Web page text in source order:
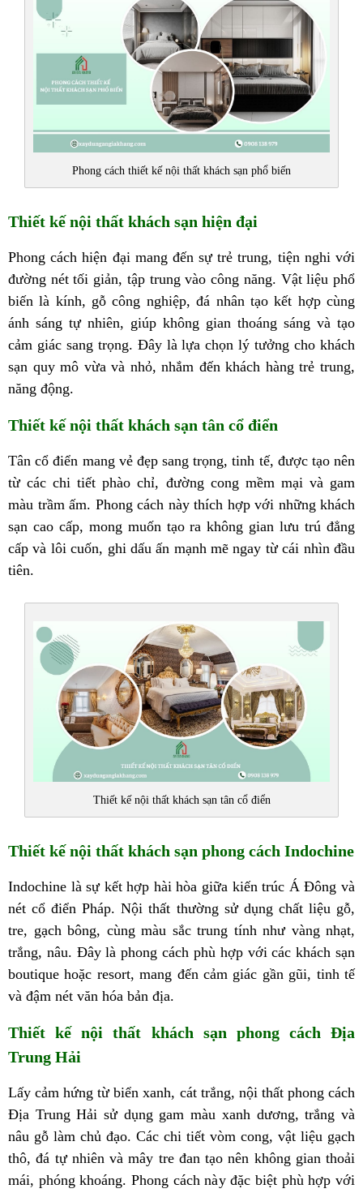
Phong cách thiết kế nội thất khách sạn phổ biến
Thiết kế nội thất khách sạn hiện đại
Phong cách hiện đại mang đến sự trẻ trung, tiện nghi với
đường nét tối giản, tập trung vào công năng. Vật liệu phổ
biến là kính, gỗ công nghiệp, đá nhân tạo kết hợp cùng
ánh sáng tự nhiên, giúp không gian thoáng sáng và tạo
cảm giác sang trọng. Đây là lựa chọn lý tưởng cho khách
sạn quy mô vừa và nhỏ, nhắm đến khách hàng trẻ trung,
năng động.
Thiết kế nội thất khách sạn tân cổ điển
Tân cổ điển mang vẻ đẹp sang trọng, tinh tế, được tạo nên
từ các chi tiết phào chỉ, đường cong mềm mại và gam
màu trầm ấm. Phong cách này thích hợp với những khách
sạn cao cấp, mong muốn tạo ra không gian lưu trú đẳng
cấp và lôi cuốn, ghi dấu ấn mạnh mẽ ngay từ cái nhìn đầu
tiên.
Thiết kế nội thất khách sạn tân cổ điển
Thiết kế nội thất khách sạn phong cách Indochine
Indochine là sự kết hợp hài hòa giữa kiến trúc Á Đông và
nét cổ điển Pháp. Nội thất thường sử dụng chất liệu gỗ,
tre, gạch bông, cùng màu sắc trung tính như vàng nhạt,
trắng, nâu. Đây là phong cách phù hợp với các khách sạn
boutique hoặc resort, mang đến cảm giác gần gũi, tinh tế
và đậm nét văn hóa bản địa.
Thiết kế nội thất khách sạn phong cách Địa
Trung Hải
Lấy cảm hứng từ biển xanh, cát trắng, nội thất phong cách
Địa Trung Hải sử dụng gam màu xanh dương, trắng và
nâu gỗ làm chủ đạo. Các chi tiết vòm cong, vật liệu gạch
thô, đá tự nhiên và mây tre đan tạo nên không gian thoải
mái, phóng khoáng. Phong cách này đặc biệt phù hợp với